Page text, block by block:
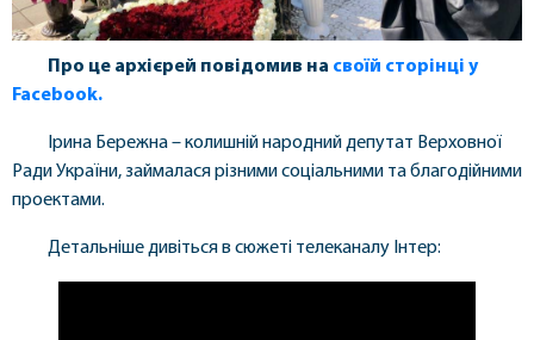
Про це архієрей повідомив на своїй сторінці у
Facebook.
Ірина Бережна – колишній народний депутат Верховної
Ради України, займалася різними соціальними та благодійними
проектами.
Детальніше дивіться в сюжеті телеканалу Інтер: